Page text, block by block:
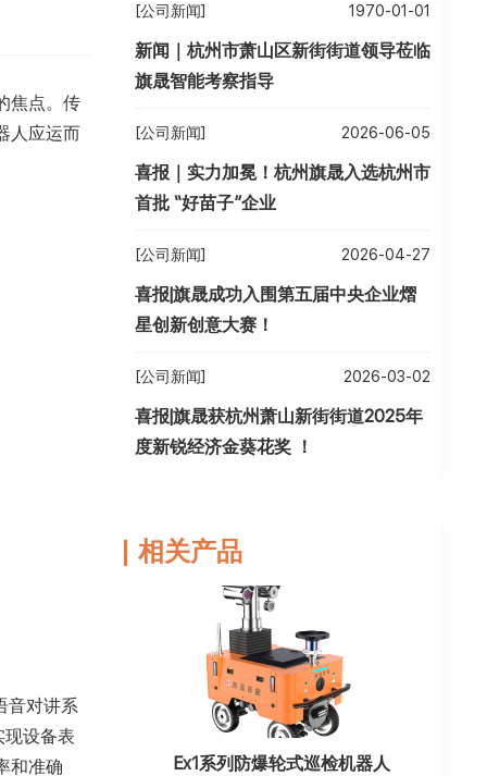
焦点。传
人应运而
音对讲系
设备表
和准确
[公司新闻]
新闻｜杭州市萧山区新街街道领导莅临
旗晟智能考察指导
1970-01-01
[公司新闻]
喜报｜实力加冕！杭州旗晟入选杭州市
首批 “好苗子”企业
2026-06-05
[公司新闻]
喜报|旗晟成功入围第五届中央企业熠
星创新创意大赛！
2026-04-27
[公司新闻]
喜报|旗晟获杭州萧山新街街道2025年
度新锐经济金葵花奖 ！
2026-03-02
相关产品
Ex1系列防爆轮式巡检机器人